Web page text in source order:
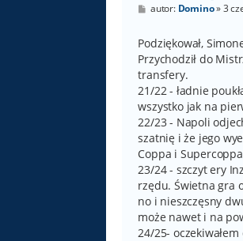
P
t
autor: Domino»3
Podziękował,
Przychodził do
transfery.
21/22 - ładnie
wszystko jak na
22/23 - Napoli
szatnię i że jego
Coppa i
23/24 - szczyt ery
rzędu. Świetna gra
no i nieszczęsny
może nawet i na
24/25-